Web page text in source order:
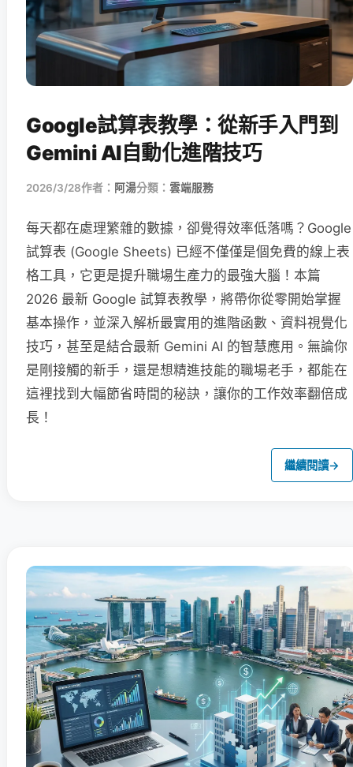
Google試算表教學：從新手入門到
Gemini AI自動化進階技巧
2026/3/28作者： 阿湯分類： 雲端服務
每天都在處理繁雜的數據，卻覺得效率低落嗎？Google
試算表 (Google Sheets) 已經不僅僅是個免費的線上表
格工具，它更是提升職場生產力的最強大腦！本篇
2026 最新 Google 試算表教學，將帶你從零開始掌握
基本操作，並深入解析最實用的進階函數、資料視覺化
技巧，甚至是結合最新 Gemini AI 的智慧應用。無論你
是剛接觸的新手，還是想精進技能的職場老手，都能在
這裡找到大幅節省時間的秘訣，讓你的工作效率翻倍成
長！
繼續閱讀→